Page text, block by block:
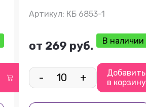
Артикул: КБ 6853-1
от 269 руб. В наличии
- +
Добавить
в корзину